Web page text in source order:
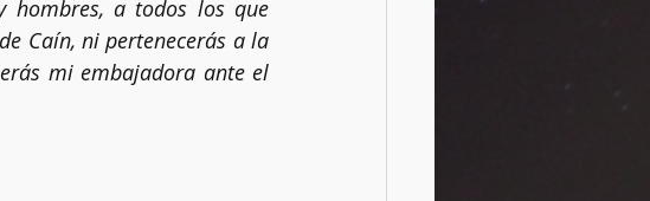
a todos los que
Caín, ni pertenecerás a la
mi embajadora ante el